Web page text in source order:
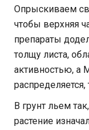
Опрыскиваем
чтобы верхняя
препараты
толщу листа,
активностью, а
В грунт льем
растение